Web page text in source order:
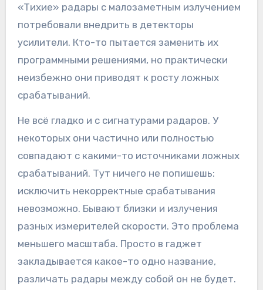
«Тихие» радары с малозаметным излучением
потребовали внедрить в детекторы
усилители. Кто-то пытается заменить их
программными решениями, но практически
неизбежно они приводят к росту ложных
срабатываний.
Не всё гладко и с сигнатурами радаров. У
некоторых они частично или полностью
совпадают с какими-то источниками ложных
срабатываний. Тут ничего не попишешь:
исключить некорректные срабатывания
невозможно. Бывают близки и излучения
разных измерителей скорости. Это проблема
меньшего масштаба. Просто в гаджет
закладывается какое-то одно название,
различать радары между собой он не будет.